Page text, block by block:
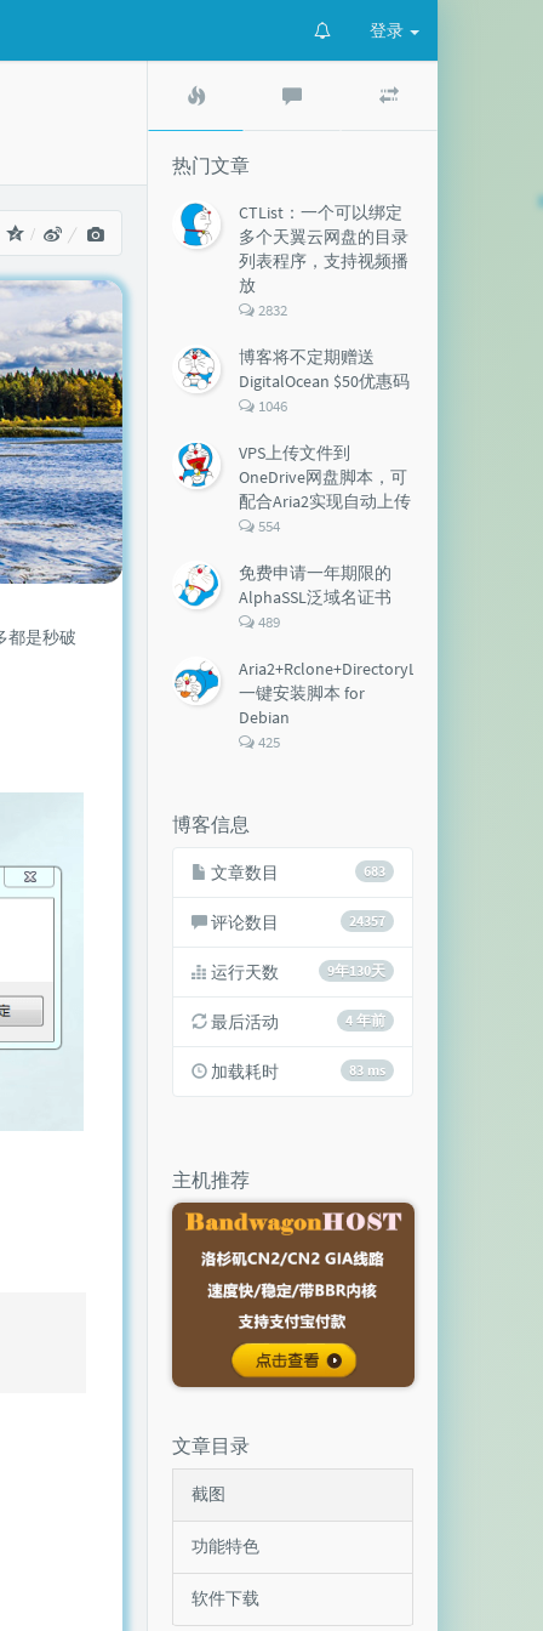
登录
都是秒破
文
章
评
文
热门文章
CTList：一个可以绑定
多个天翼云网盘的目录
列表程序，支持视频播
放
评
数：
2832
博客将不定期赠送
DigitalOcean $50优惠码
评
数：
1046
VPS上传文件到
OneDrive网盘脚本，可
配合Aria2实现自动上传
评
数：
554
免费申请一年期限的
AlphaSSL泛域名证书
评
数：
489
Aria2+Rclone+DirectoryLister+Aria2Ng
一键安装脚本 for
Debian
评
425
博客信息
683
文章数目
24357
评论数目
9年130天
运行天数
4 年前
最后活动
83 ms
加载耗时
主机推荐
文章目录
截图
功能特色
软件下载